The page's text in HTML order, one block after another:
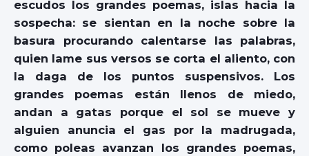
escudos los grandes poemas, islas hacia la
sospecha: se sientan en la noche sobre la
basura procurando calentarse las palabras,
quien lame sus versos se corta el aliento, con
la daga de los puntos suspensivos. Los
grandes poemas están llenos de miedo,
andan a gatas porque el sol se mueve y
alguien anuncia el gas por la madrugada,
como poleas avanzan los grandes poemas,